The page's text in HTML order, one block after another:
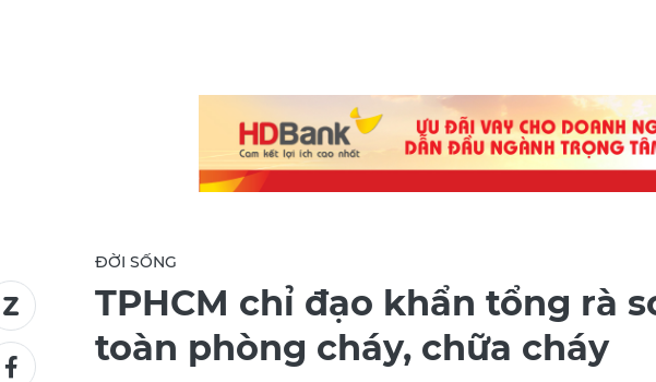
ĐỜI SỐNG
TPHCM chỉ đạo khẩn tổng rà
toàn phòng cháy, chữa cháy